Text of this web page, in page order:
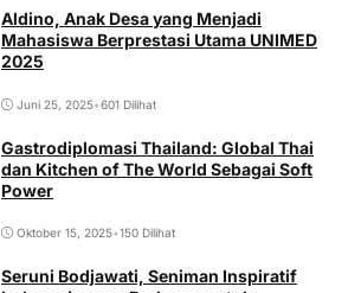
Aldino, Anak Desa yang Menjadi
Mahasiswa Berprestasi Utama UNIMED
2025
Juni 25, 2025•601 Dilihat
Gastrodiplomasi Thailand: Global Thai
dan Kitchen of The World Sebagai Soft
Power
Oktober 15, 2025•150 Dilihat
Seruni Bodjawati, Seniman Inspiratif